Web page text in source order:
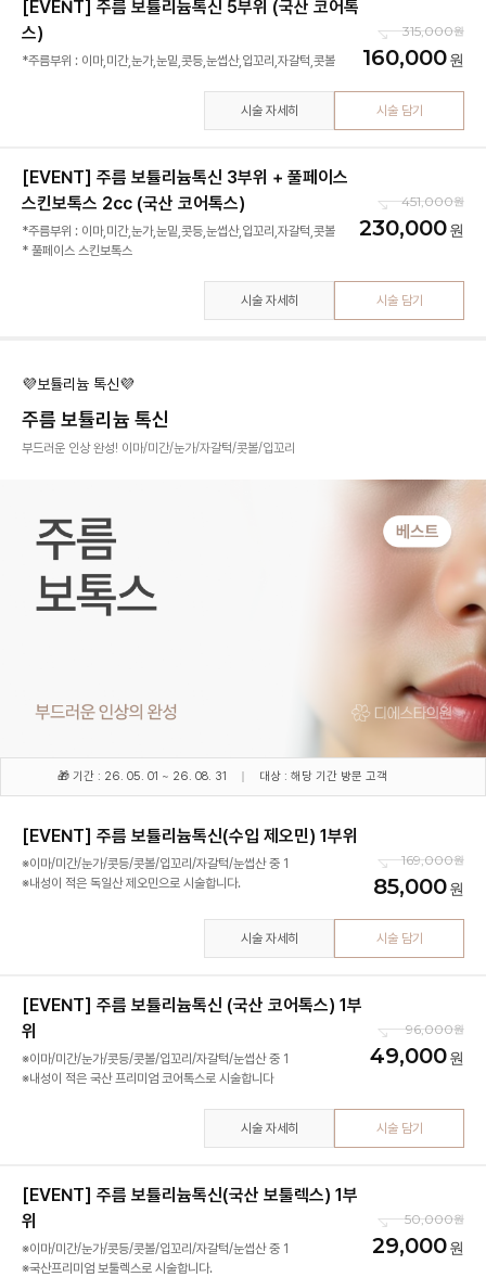
[EVENT] 주름 보튤리늄톡신 5부위 (국산 코어톡
스)
*주름부위 : 이마,미간,눈가,눈밑,콧등,눈썹산,입꼬리,자갈턱,콧볼
315,000
160,000
시술 자세히 시술 담기
[EVENT] 주름 보튤리늄톡신 3부위 + 풀페이스
스킨보톡스 2cc (국산 코어톡스)
*주름부위 : 이마,미간,눈가,눈밑,콧등,눈썹산,입꼬리,자갈턱,콧볼
* 풀페이스 스킨보톡스
451,000
230,000
시술 자세히 시술 담기
💜보튤리늄 톡신💜
주름 보튤리늄 톡신
부드러운 인상 완성! 이마/미간/눈가/자갈턱/콧볼/입꼬리
🎁 기간 : 26. 05. 01 ~ 26. 08. 31 대상 : 해당 기간 방문 고객
[EVENT] 주름 보튤리늄톡신(수입 제오민) 1부위
※이마/미간/눈가/콧등/콧볼/입꼬리/자갈턱/눈썹산 중 1
※내성이 적은 독일산 제오민으로 시술합니다.
169,000
85,000
시술 자세히 시술 담기
[EVENT] 주름 보튤리늄톡신 (국산 코어톡스) 1부
위
※이마/미간/눈가/콧등/콧볼/입꼬리/자갈턱/눈썹산 중 1
※내성이 적은 국산 프리미엄 코어톡스로 시술합니다
96,000
49,000
시술 자세히 시술 담기
[EVENT] 주름 보튤리늄톡신(국산 보툴렉스) 1부
위
※이마/미간/눈가/콧등/콧볼/입꼬리/자갈턱/눈썹산 중 1
※국산프리미엄 보툴렉스로 시술합니다.
50,000
29,000